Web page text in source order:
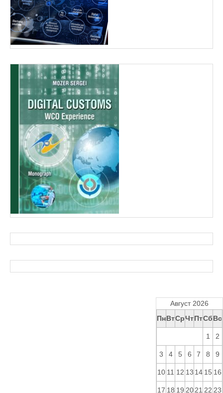
Август 2026
ПнВтСрЧтПтСбВс
1 2
3 4 5 6 7 8 9
10 11 12 13 14 15 16
17 18 19 2021 22 23